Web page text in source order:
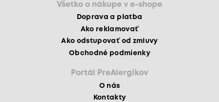
Všetko o nákupe v e-shope
Doprava a platba
Ako reklamovať
Ako odstupovať od zmluvy
Obchodné podmienky
Portál PreAlergikov
O nás
Kontakty